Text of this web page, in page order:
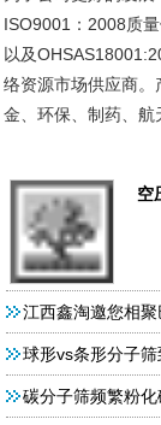
ISO9001：2008质
以及
络资源市场供应商
金、环保、制药、航
空
江西鑫淘邀您相
球形vs条形分子
碳分子筛频繁粉